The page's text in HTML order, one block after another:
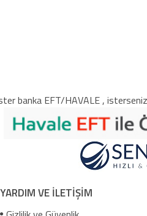
banka EFT/HAVALE ,
YARDIM VE İLETİŞİM